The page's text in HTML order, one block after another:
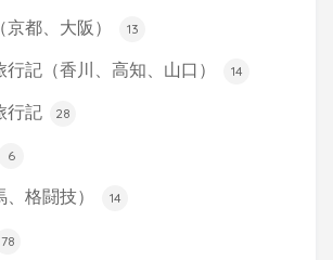
京都、大阪） 13
行記（香川、高知、山口） 14
行記 28
6
、格闘技） 14
78